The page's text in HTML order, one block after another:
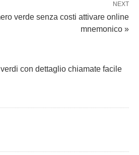
NEXT
verde senza costi attivare online
mnemonico »
con dettaglio chiamate facile